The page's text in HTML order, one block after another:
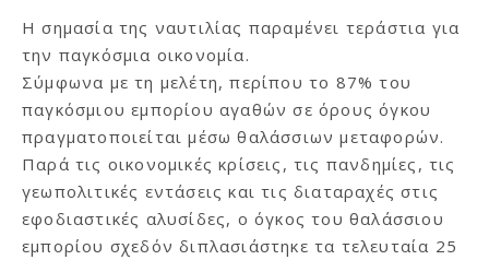
Η σημασία της ναυτιλίας παραμένει τεράστια για
την παγκόσμια οικονομία.
Σύμφωνα με τη μελέτη, περίπου το 87% του
παγκόσμιου εμπορίου αγαθών σε όρους όγκου
πραγματοποιείται μέσω θαλάσσιων μεταφορών.
Παρά τις οικονομικές κρίσεις, τις πανδημίες, τις
γεωπολιτικές εντάσεις και τις διαταραχές στις
εφοδιαστικές αλυσίδες, ο όγκος του θαλάσσιου
εμπορίου σχεδόν διπλασιάστηκε τα τελευταία 25